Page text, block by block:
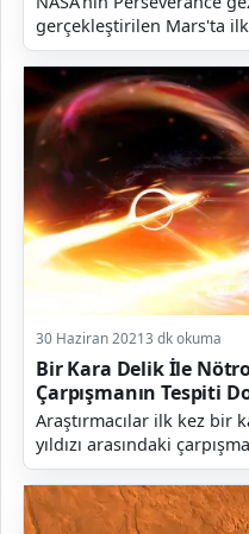
gerçekleştirilen Mars'ta
girişiminde başarısız
bunun bek...
30 Haziran 20213 dk okuma
Bir Kara Delik İle
Çarpışmanın Tespiti
Araştırmacılar ilk kez bir
yıldızı arasındaki
Bu tür ilk çarpışmayı